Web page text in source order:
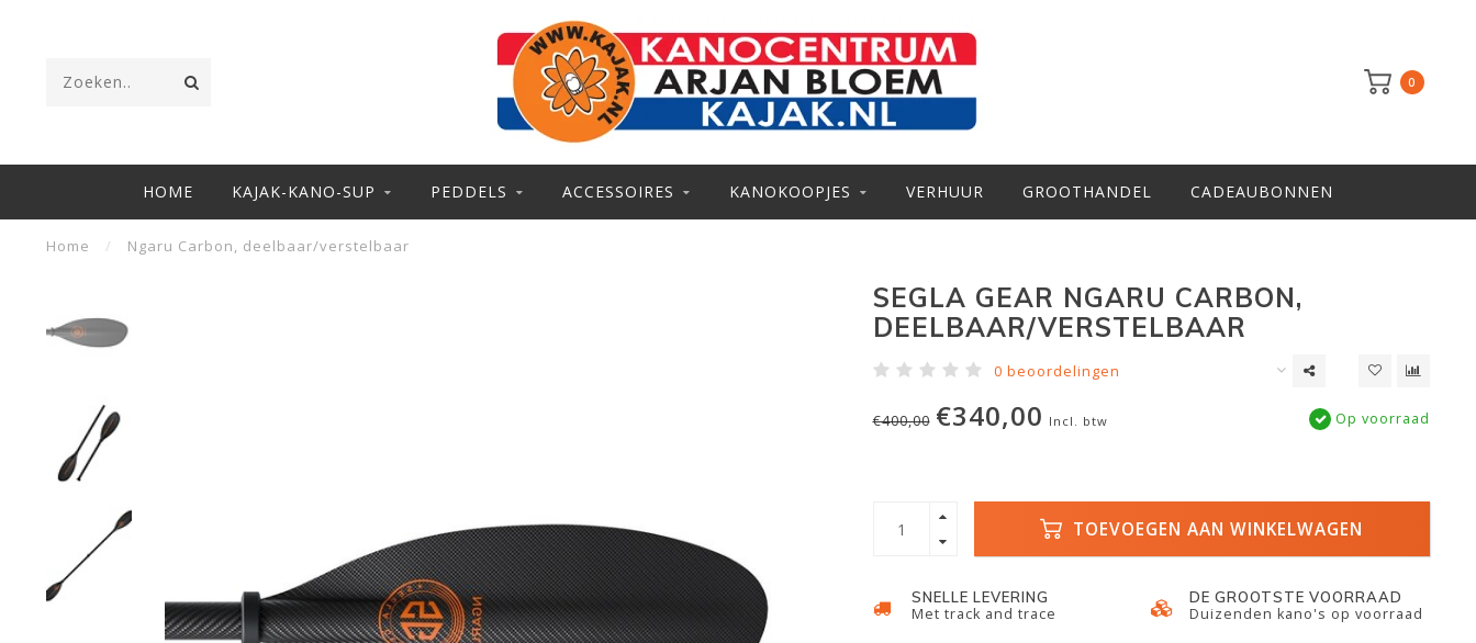
0
HOME KAJAK-KANO-SUP PEDDELS ACCESSOIRES KANOKOOPJES VERHUUR GROOTHANDEL CADEAUBONNEN
Home / Ngaru Carbon, deelbaar/verstelbaar
SEGLA GEAR NGARU CARBON,
DEELBAAR/VERSTELBAAR
0 beoordelingen
€400,00 €340,00 Incl. btw Op voorraad
TOEVOEGEN AAN WINKELWAGEN
SNELLE LEVERING
Met track and trace
DE GROOTSTE VOORRAAD
Duizenden kano's op voorraad